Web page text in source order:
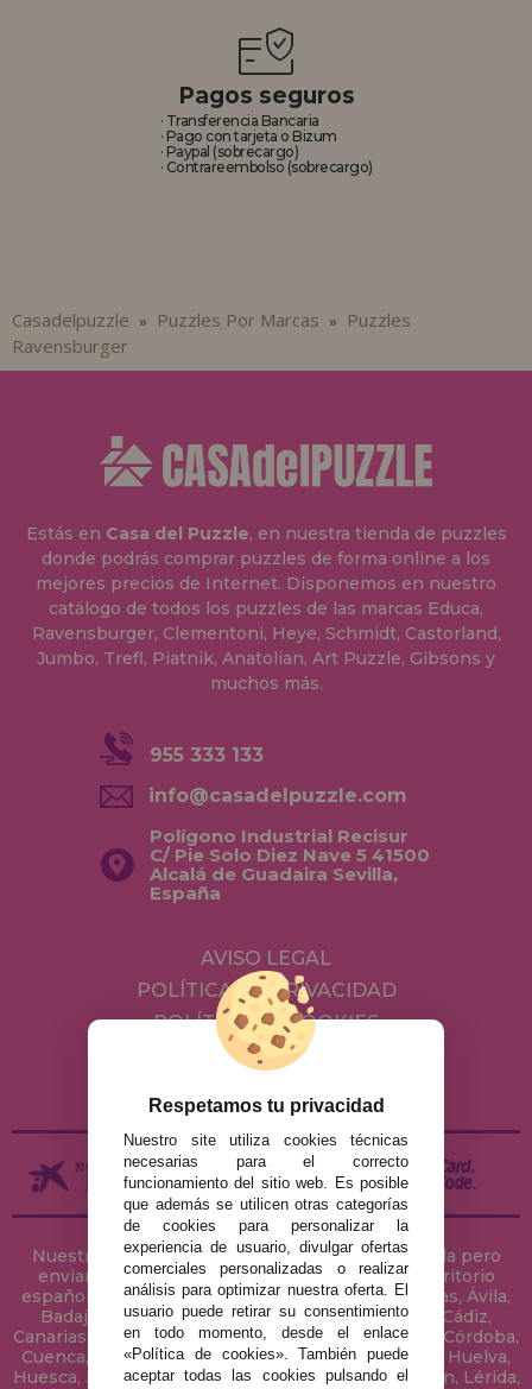
Pagos seguros
· Transferencia Bancaria
· Pago con tarjeta o Bizum
· Paypal (sobrecargo)
· Contrareembolso (sobrecargo)
Casadelpuzzle » Puzzles Por Marcas »
Puzzles
Ravensburger
Estás en Casa del Puzzle, en nuestra tienda de puzzles
donde podrás comprar puzzles de forma online a los
mejores precios de Internet. Disponemos en nuestro
catálogo de todos los puzzles de las marcas Educa,
Ravensburger, Clementoni, Heye, Schmidt, Castorland,
Jumbo, Trefl, Piatnik, Anatolian, Art Puzzle, Gibsons y
muchos más.
955 333 133
info@casadelpuzzle.com
Polígono Industrial Recisur
C/ Pie Solo Diez Nave 5 41500
Alcalá de Guadaira Sevilla,
España
AVISO LEGAL
POLÍTICA DE PRIVACIDAD
POLÍTICA DE COOKIES
ENVÍOS Y DEVOLUCIONES
Nuestra tienda de puzzles está ubicada en Sevilla pero
enviamos tus puzzles a cualquier ciudad del territorio
español: Álava, Albacete, Alicante, Almería, Asturias, Ávila,
Badajoz, Baleares, Barcelona, Burgos, Cáceres, Cádiz,
Canarias, Cantabria, Castellón, Ceuta, Ciudad Real, Córdoba,
Cuenca, Gerona, Granada, Guadalajara, Guipúzcoa, Huelva,
Huesca, Jaén, La Coruña, La Rioja, Las Palmas, Leon, Lérida,
Respetamos tu privacidad
Nuestro site utiliza cookies técnicas
necesarias para el correcto
funcionamiento del sitio web. Es posible
que además se utilicen otras categorías
de cookies para personalizar la
experiencia de usuario, divulgar ofertas
comerciales personalizadas o realizar
análisis para optimizar nuestra oferta. El
usuario puede retirar su consentimiento
en todo momento, desde el enlace
«Política de cookies». También puede
aceptar todas las cookies pulsando el